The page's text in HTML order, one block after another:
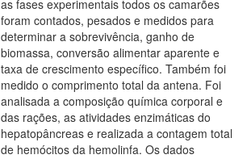
as fases experimentais todos os camarões
foram contados, pesados e medidos para
determinar a sobrevivência, ganho de
biomassa, conversão alimentar aparente e
taxa de crescimento específico. Também foi
medido o comprimento total da antena. Foi
analisada a composição química corporal e
das rações, as atividades enzimáticas do
hepatopâncreas e realizada a contagem total
de hemócitos da hemolinfa. Os dados